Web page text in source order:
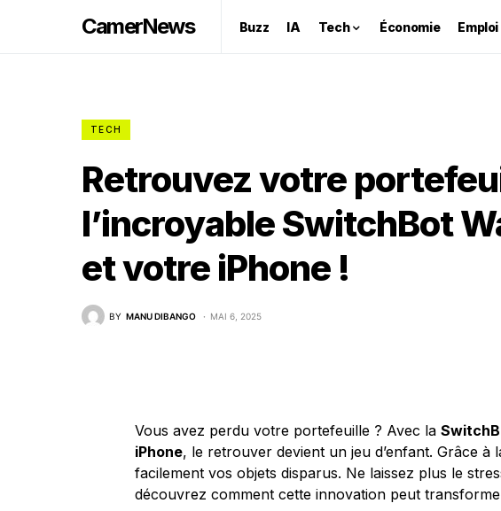
CamerNews Buzz IA Tech Économie Emploi
TECH
Retrouvez votre
l’incroyable SwitchBot
et votre iPhone !
BY MANU DIBANGO MAI 6, 2025
Vous avez perdu votre portefeuille ? Avec la
iPhone, le retrouver devient un jeu d’enfant. Grâce à
facilement vos objets disparus. Ne laissez plus le
découvrez comment cette innovation peut